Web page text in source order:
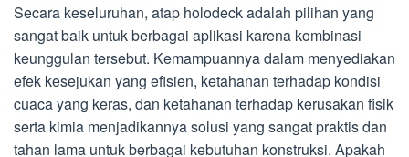
Secara keseluruhan, atap holodeck adalah pilihan yang
sangat baik untuk berbagai aplikasi karena kombinasi
keunggulan tersebut. Kemampuannya dalam menyediakan
efek kesejukan yang efisien, ketahanan terhadap kondisi
cuaca yang keras, dan ketahanan terhadap kerusakan fisik
serta kimia menjadikannya solusi yang sangat praktis dan
tahan lama untuk berbagai kebutuhan konstruksi. Apakah